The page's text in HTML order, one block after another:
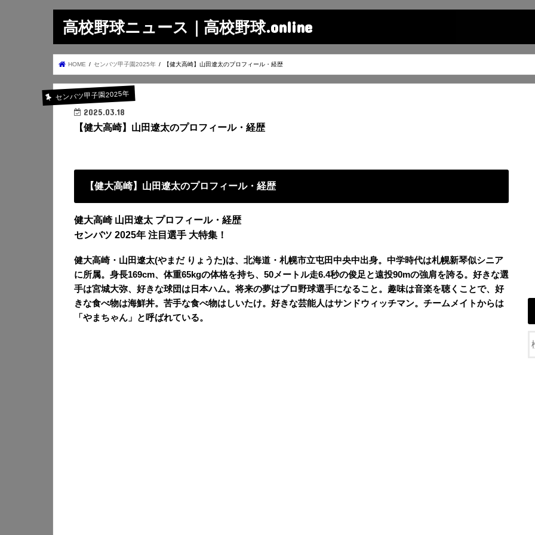
高校野球ニュース｜高校野球.online
HOME センバツ甲子園2025年 【健大高崎】山田遼太のプロフィール・経歴
センバツ甲子園2025年
2025.03.18
【健大高崎】山田遼太のプロフィール・経歴
【健大高崎】山田遼太のプロフィール・経歴
健大高崎 山田遼太 プロフィール・経歴
センバツ 2025年 注目選手 大特集！
健大高崎・山田遼太(やまだ りょうた)は、北海道・札幌市立屯田中央中出身。中学時代は札幌新琴似シニア
に所属。身長169cm、体重65kgの体格を持ち、50メートル走6.4秒の俊足と遠投90mの強肩を誇る。好きな選
手は宮城大弥、好きな球団は日本ハム。将来の夢はプロ野球選手になること。趣味は音楽を聴くことで、好
きな食べ物は海鮮丼。苦手な食べ物はしいたけ。好きな芸能人はサンドウィッチマン。チームメイトからは
「やまちゃん」と呼ばれている。